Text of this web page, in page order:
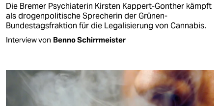
Die Bremer Psychiaterin Kirsten Kappert-Gonther kämpft
als drogenpolitische Sprecherin der Grünen-
Bundestagsfraktion für die Legalisierung von Cannabis.
Interview von Benno Schirrmeister